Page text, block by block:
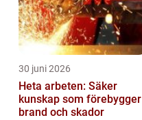
30 juni 2026
Heta arbeten: Säker
kunskap som förebygger
brand och skador